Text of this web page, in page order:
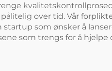
over tid. Vår
som ønsker å
som trengs for å hjelpe